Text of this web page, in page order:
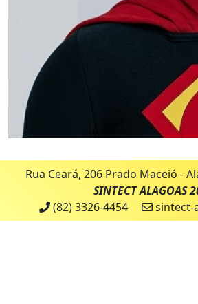
Rua Ceará, 206 Prado Maceió -
SINTECT ALAGOAS
(82) 3326-4454
sintect-